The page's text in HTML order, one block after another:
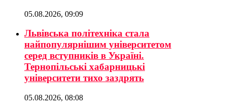
05.08.2026, 09:09
Львівська політехніка стала
найпопулярнішим університетом
серед вступників в Україні.
Тернопільські хабарницькі
університети тихо заздрять
05.08.2026, 08:08